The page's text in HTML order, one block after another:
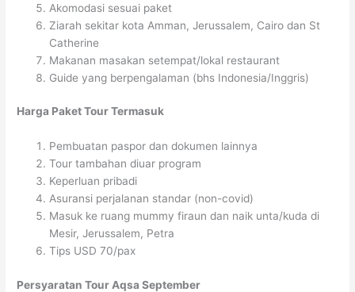
Akomodasi sesuai paket
Ziarah sekitar kota Amman, Jerussalem, Cairo dan St
Catherine
Makanan masakan setempat/lokal restaurant
Guide yang berpengalaman (bhs Indonesia/Inggris)
Harga Paket Tour Termasuk
Pembuatan paspor dan dokumen lainnya
Tour tambahan diuar program
Keperluan pribadi
Asuransi perjalanan standar (non-covid)
Masuk ke ruang mummy firaun dan naik unta/kuda di
Mesir, Jerussalem, Petra
Tips USD 70/pax
Persyaratan Tour Aqsa September